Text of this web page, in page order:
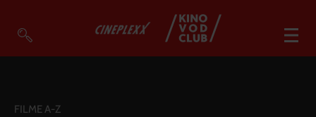
FILME A-Z